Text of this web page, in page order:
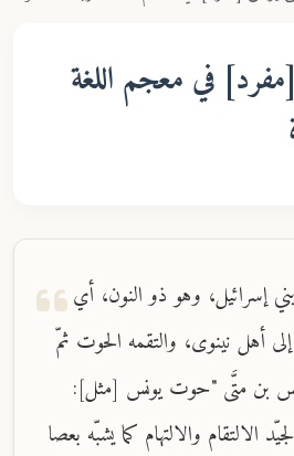
في معجم اللغة
إسرائيل، وهو ذو النون، أي
أهل نينوى، والتقمه الحوت ثمّ
يونس بن متَّى "حوت يونس [مثل]:
الالتقام والالتهام كما يشبّه بعصا